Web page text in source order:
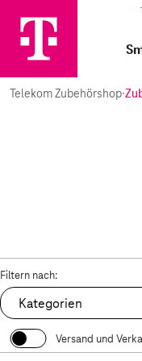
Telekom Zubehörshop·
Filtern nach:
Kategorien
Versand und